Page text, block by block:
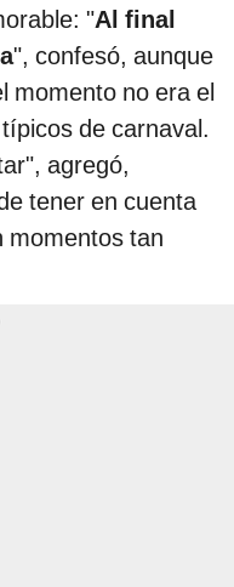
"Al final
", confesó, aunque
momento no era el
de carnaval.
agregó,
tener en cuenta
momentos tan